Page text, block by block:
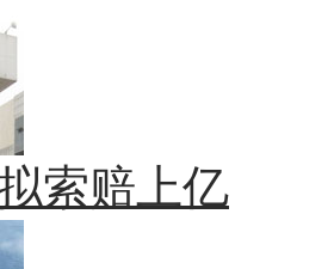
索赔上亿